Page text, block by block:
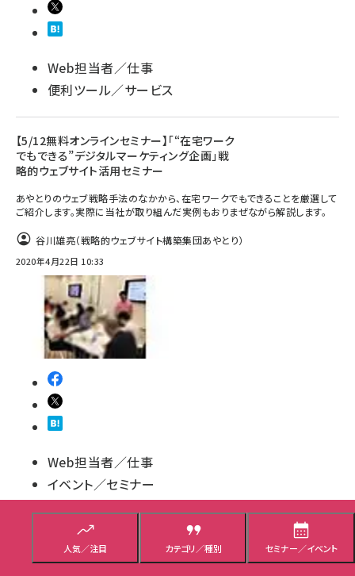
人気／注目 カテゴリ／種別 セミナー／イベント
Web担当者／仕事
便利ツール／サービス
【5/12無料オンラインセミナー】「“在宅ワーク
でもできる”デジタルマーケティング企画」戦
略的ウェブサイト活用セミナー
あやとりのウェブ戦略手法のなかから、在宅ワークでもできることを厳選して
ご紹介します。実際に当社が取り組んだ実例もおりまぜながら解説します。
谷川雄亮（戦略的ウェブサイト構築集団あやとり）
2020年4月22日 10:33
Web担当者／仕事
イベント／セミナー
メディアから取材・出演依頼が届く『メディチョ
ク』WEB説明会